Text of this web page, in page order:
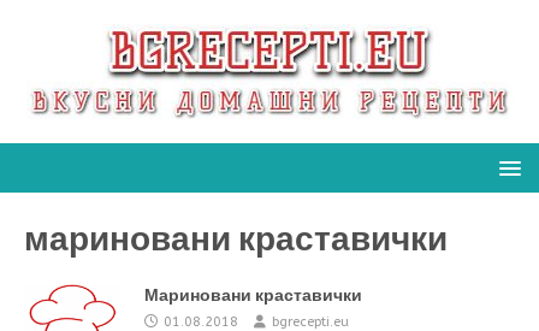
мариновани краставички
Мариновани краставички
01.08.2018 bgrecepti.eu